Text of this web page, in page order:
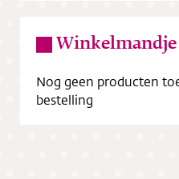
Winkelmandje
Nog geen producten
bestelling